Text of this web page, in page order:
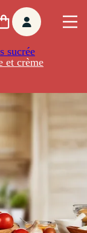
sucrée
et crème